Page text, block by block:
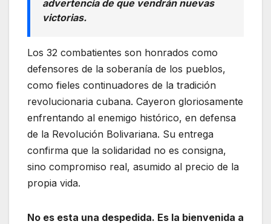
advertencia de que vendrán nuevas
victorias.
Los 32 combatientes son honrados como
defensores de la soberanía de los pueblos,
como fieles continuadores de la tradición
revolucionaria cubana. Cayeron gloriosamente
enfrentando al enemigo histórico, en defensa
de la Revolución Bolivariana. Su entrega
confirma que la solidaridad no es consigna,
sino compromiso real, asumido al precio de la
propia vida.
No es esta una despedida. Es la bienvenida a